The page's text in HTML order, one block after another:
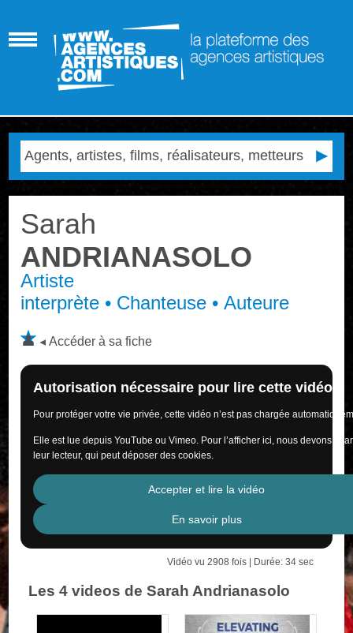
Sarah
ANDRIANASOLO
Artiste
interprète • Chanteuse • Auteure
Accéder à sa fiche
Autorisation nécessaire pour lire cette vidéo
Pour protéger votre vie privée, cette vidéo n’est pas chargée
Elle est lue depuis YouTube ou Vimeo. Pour l’afficher ici, nous devons
leur lecteur, qui peut déposer des cookies.
Accepter et lire la vidéo
En savoir plus
Vidéo vu 2908 fois | Durée: 34 sec
Les 4 videos de Sarah Andrianasolo